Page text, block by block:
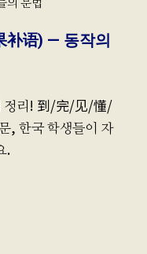
补语) — 동작의
정리! 到/完/见/懂/
, 한국 학생들이 자
.